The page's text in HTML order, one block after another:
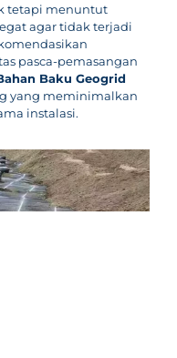
tetapi menuntut
agar tidak terjadi
pasca-pemasangan
Baku Geogrid
yang meminimalkan
instalasi.